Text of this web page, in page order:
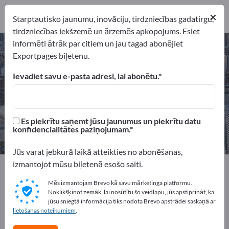
Rūpnieciskās nomas pakalpojumi –
atrodiet ražotājus un piegādātājus
pakalpojumu sniedzējs
1
Izplatītāji
sniedzējs1
Exportpages
Pakalpojumi
Rūpnieciskās nomas pakalpojumi
Reklāmējieties bez maksas
Exportpages!
×
Starptautisko jaunumu, inovāciju, tirdzniecības gadatirgu,
tirdzniecības iekšzemē un ārzemēs apkopojums. Esiet
informēti ātrāk par citiem un jau tagad abonējiet
Exportpages biļetenu.
Ievadiet savu e-pasta adresi, lai abonētu.
Es piekrītu saņemt jūsu jaunumus un piekrītu datu
konfidencialitātes paziņojumam.
Jūs varat jebkurā laikā atteikties no abonēšanas,
izmantojot mūsu biļetenā esošo saiti.
Mēs izmantojam Brevo kā savu mārketinga platformu.
Noklikšķinot zemāk, lai nosūtītu šo veidlapu, jūs apstiprināt, ka
jūsu sniegtā informācija tiks nodota Brevo apstrādei saskaņā ar
lietošanas noteikumiem.